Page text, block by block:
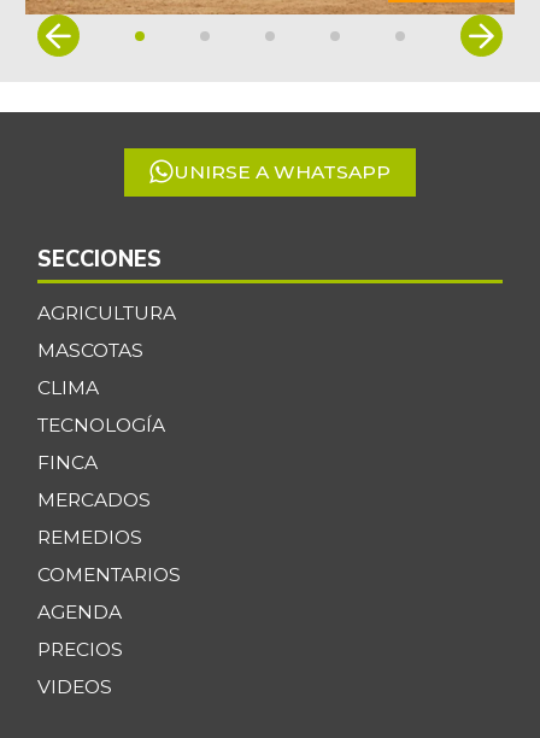
Item
5
UNIRSE A WHATSAPP
SECCIONES
AGRICULTURA
MASCOTAS
CLIMA
TECNOLOGÍA
FINCA
MERCADOS
REMEDIOS
COMENTARIOS
AGENDA
PRECIOS
VIDEOS